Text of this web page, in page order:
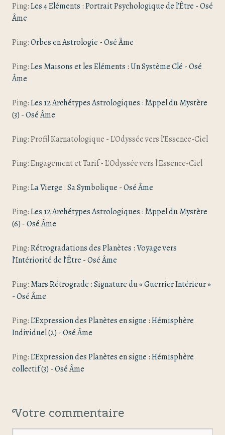
Ping:Les 4 Eléments : Portrait Psychologique de l’Être - Osé
Âme
Ping:Orbes en Astrologie - Osé Âme
Ping:Les Maisons et les Eléments : Un Système Clé - Osé
Âme
Ping:Les 12 Archétypes Astrologiques : l’Appel du Mystère
(3) - Osé Âme
Ping: Profil Karnatologique - L'Odyssée vers l'Essence-Ciel
Ping: Engagement et Tarif - L'Odyssée vers l'Essence-Ciel
Ping:La Vierge : Sa Symbolique - Osé Âme
Ping:Les 12 Archétypes Astrologiques : l’Appel du Mystère
(6) - Osé Âme
Ping:Rétrogradations des Planètes : Voyage vers
l’Intériorité de l’Être - Osé Âme
Ping: Mars Rétrograde : Signature du « Guerrier Intérieur »
- Osé Âme
Ping:L’Expression des Planètes en signe : Hémisphère
Individuel (2) - Osé Âme
Ping:L’Expression des Planètes en signe : Hémisphère
collectif (3) - Osé Âme
Votre commentaire